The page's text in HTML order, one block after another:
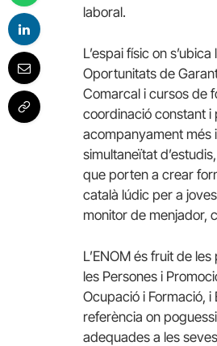
laboral.
L’espai físic on
Oportunitats de
Comarcal i cursos de
coordinació constant i
acompanyament més
simultaneïtat
que porten a crear
català lúdic per a
monitor de menjador,
L’ENOM és fruit de
les Persones i
Ocupació i Formació, i
referència on
adequades a les